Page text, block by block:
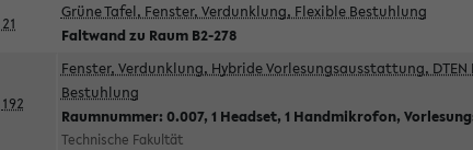
21
Grüne Tafel, Fenster, Verdunklung, Flexible Bestuhlung
Faltwand zu Raum B2-278
192
Fenster, Verdunklung, Hybride Vorlesungsausstattung, DTEN
Bestuhlung
Raumnummer: 0.007, 1 Headset, 1 Handmikrofon,
Technische Fakultät